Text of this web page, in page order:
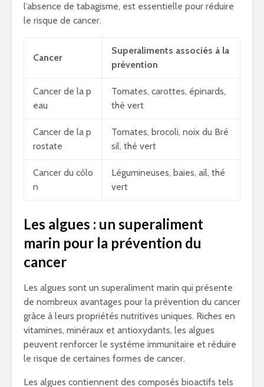
l’absence de tabagisme, est essentielle pour réduire
le risque de cancer.
Cancer
Superaliments associés à la
prévention
Cancer de la p
eau
Tomates, carottes, épinards,
thé vert
Cancer de la p
rostate
Tomates, brocoli, noix du Bré
sil, thé vert
Cancer du côlo
n
Légumineuses, baies, ail, thé
vert
Les algues : un superaliment
marin pour la prévention du
cancer
Les algues sont un superaliment marin qui présente
de nombreux avantages pour la prévention du cancer
grâce à leurs propriétés nutritives uniques. Riches en
vitamines, minéraux et antioxydants, les algues
peuvent renforcer le système immunitaire et réduire
le risque de certaines formes de cancer.
Les algues contiennent des composés bioactifs tels